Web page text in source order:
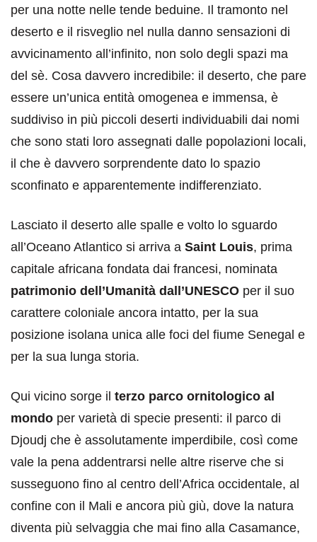
per una notte nelle tende beduine. Il tramonto nel
deserto e il risveglio nel nulla danno sensazioni di
avvicinamento all’infinito, non solo degli spazi ma
del sè. Cosa davvero incredibile: il deserto, che pare
essere un’unica entità omogenea e immensa, è
suddiviso in più piccoli deserti individuabili dai nomi
che sono stati loro assegnati dalle popolazioni locali,
il che è davvero sorprendente dato lo spazio
sconfinato e apparentemente indifferenziato.
Lasciato il deserto alle spalle e volto lo sguardo
all’Oceano Atlantico si arriva a Saint Louis, prima
capitale africana fondata dai francesi, nominata
patrimonio dell’Umanità dall’UNESCO per il suo
carattere coloniale ancora intatto, per la sua
posizione isolana unica alle foci del fiume Senegal e
per la sua lunga storia.
Qui vicino sorge il terzo parco ornitologico al
mondo per varietà di specie presenti: il parco di
Djoudj che è assolutamente imperdibile, così come
vale la pena addentrarsi nelle altre riserve che si
susseguono fino al centro dell’Africa occidentale, al
confine con il Mali e ancora più giù, dove la natura
diventa più selvaggia che mai fino alla Casamance,